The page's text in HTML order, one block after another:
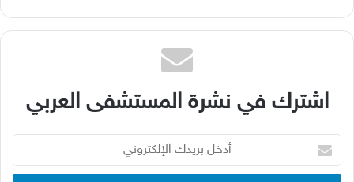
اشترك في نشرة المستشفى العربي
بريدك
الإلكتروني